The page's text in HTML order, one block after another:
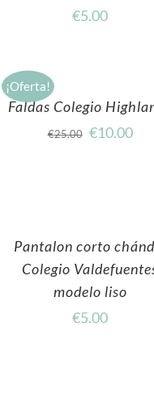
€5.00
¡Oferta!
Faldas Colegio
€25.00 €10.00
Pantalon corto
Colegio
modelo liso
€5.00